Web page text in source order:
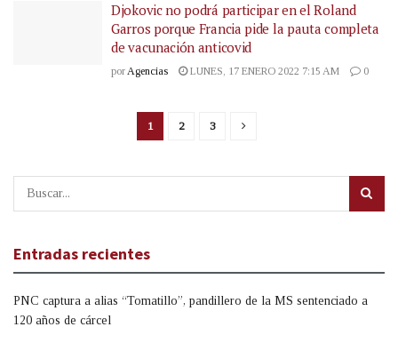
Djokovic no podrá participar en el Roland
Garros porque Francia pide la pauta completa
de vacunación anticovid
porAgencias LUNES, 17 ENERO 2022 7:15 AM 0
1 2 3
Entradas recientes
PNC captura a alias “Tomatillo”, pandillero de la MS sentenciado a
120 años de cárcel